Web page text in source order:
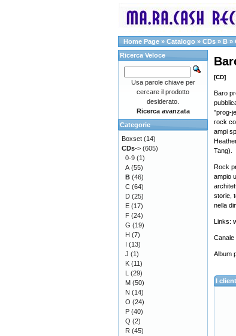
Home Page » Catalogo » CDs » B »
[CD]
Baro
"prog-
rock
ampi
Tang).
Rock
ampio
storie,
nella
Links:
Canale
Album
I
Ricerca Veloce
Usa parole chiave per
cercare il prodotto
desiderato.
Ricerca avanzata
Categorie
Boxset (14)
CDs-> (605)
0-9 (1)
A (55)
B (46)
C (64)
D (25)
E (17)
F (24)
G (19)
H (7)
I (13)
J (1)
K (11)
L (29)
M (50)
N (14)
O (24)
P (40)
Q (2)
R (45)